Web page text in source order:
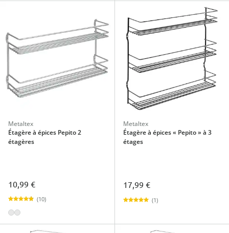
Metaltex
Étagère à épices Pepito 2
étagères
10,99 €
(10)
Metaltex
Étagère à épices « Pepito » à 3
étages
17,99 €
(1)